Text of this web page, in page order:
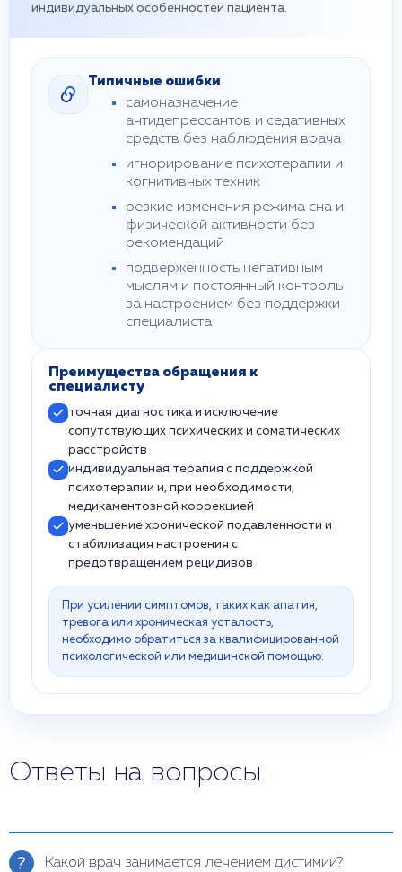
индивидуальных особенностей пациента.
Типичные ошибки
самоназначение
антидепрессантов и седативных
средств без наблюдения врача
игнорирование психотерапии и
когнитивных техник
резкие изменения режима сна и
физической активности без
рекомендаций
подверженность негативным
мыслям и постоянный контроль
за настроением без поддержки
специалиста
Преимущества обращения к
специалисту
точная диагностика и исключение
сопутствующих психических и соматических
расстройств
индивидуальная терапия с поддержкой
психотерапии и, при необходимости,
медикаментозной коррекцией
уменьшение хронической подавленности и
стабилизация настроения с
предотвращением рецидивов
При усилении симптомов, таких как апатия,
тревога или хроническая усталость,
необходимо обратиться за квалифицированной
психологической или медицинской помощью.
Ответы на вопросы
Какой врач занимается лечением дистимии?